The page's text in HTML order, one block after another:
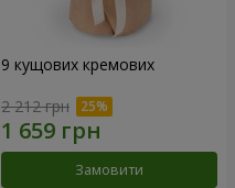
9 кущових кремових
2 212 грн
Замовити